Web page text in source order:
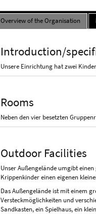
Overview of the Organisation
Introduction/
Unsere Einrichtung hat zwei
Rooms
Neben den vier besetzten
Outdoor Facilities
Unser Außengelände umgibt
Krippenkinder einen eigenen
Das Außengelände ist mit einem
Versteckmöglichkeiten und
Sandkasten, ein Spielhaus, ein